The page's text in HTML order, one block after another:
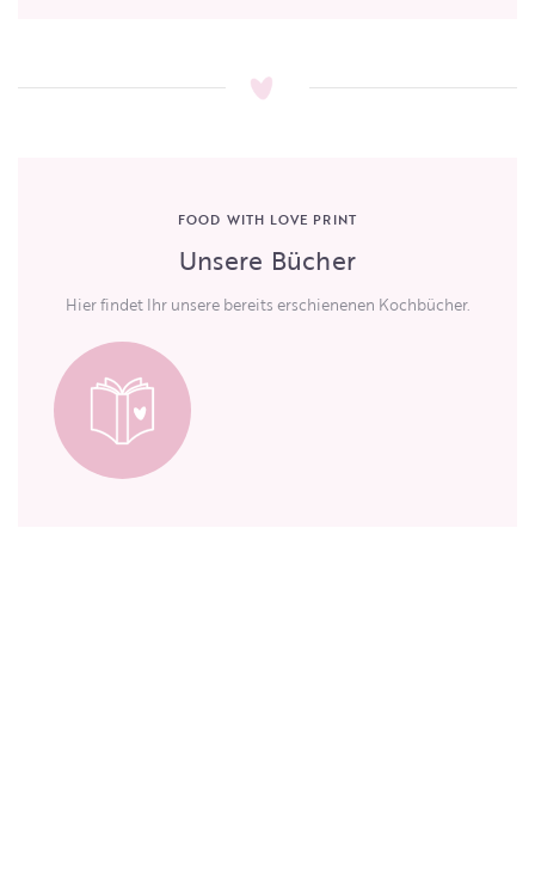
FOOD WITH LOVE PRINT
Unsere Bücher
Hier findet Ihr unsere bereits erschienenen Kochbücher.